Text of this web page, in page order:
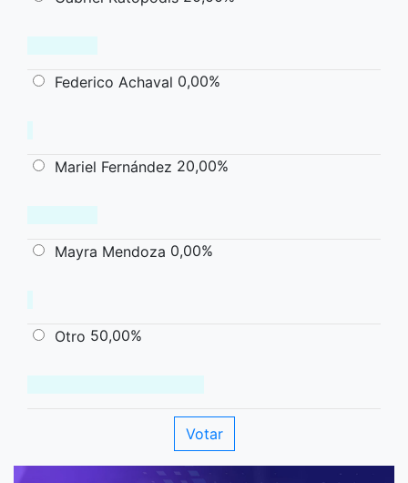
Federico Achaval 0,00%
Mariel Fernández 20,00%
Mayra Mendoza 0,00%
Otro 50,00%